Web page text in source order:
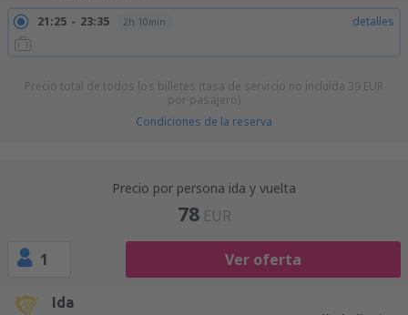
21:25 23:35 2h 10min detalles
Precio total de todos los billetes (tasa de servicio no incluida 39 EUR
por pasajero)
Condiciones de la reserva
Precio por persona ida y vuelta
78 EUR
1 Ver oferta
Ida